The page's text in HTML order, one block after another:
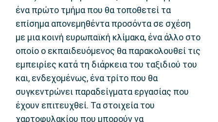
ένα πρώτο τμήμα που θα τοποθετεί τα
επίσημα απονεμηθέντα προσόντα σε σχέση
με μια κοινή ευρωπαϊκή κλίμακα, ένα άλλο στο
οποίο ο εκπαιδευόμενος θα παρακολουθεί τις
εμπειρίες κατά τη διάρκεια του ταξιδιού του
και, ενδεχομένως, ένα τρίτο που θα
συγκεντρώνει παραδείγματα εργασίας που
έχουν επιτευχθεί. Τα στοιχεία του
χαρτοφυλακίου που μπορούν να